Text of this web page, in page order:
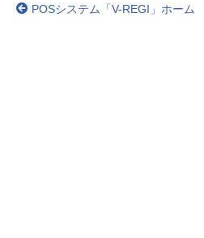
POSシステム「V-REGI」ホーム